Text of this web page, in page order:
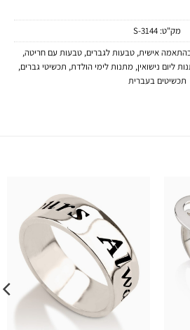
מק"ט: 3144-S
אישית, טבעות לגברים, טבעות עם חריטה,
ליום נישואין, מתנות לימי הולדת, תכשיטי גברים,
תכשיטים בעברית